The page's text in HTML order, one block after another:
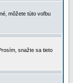
môžete túto voľbu
snažte sa tieto